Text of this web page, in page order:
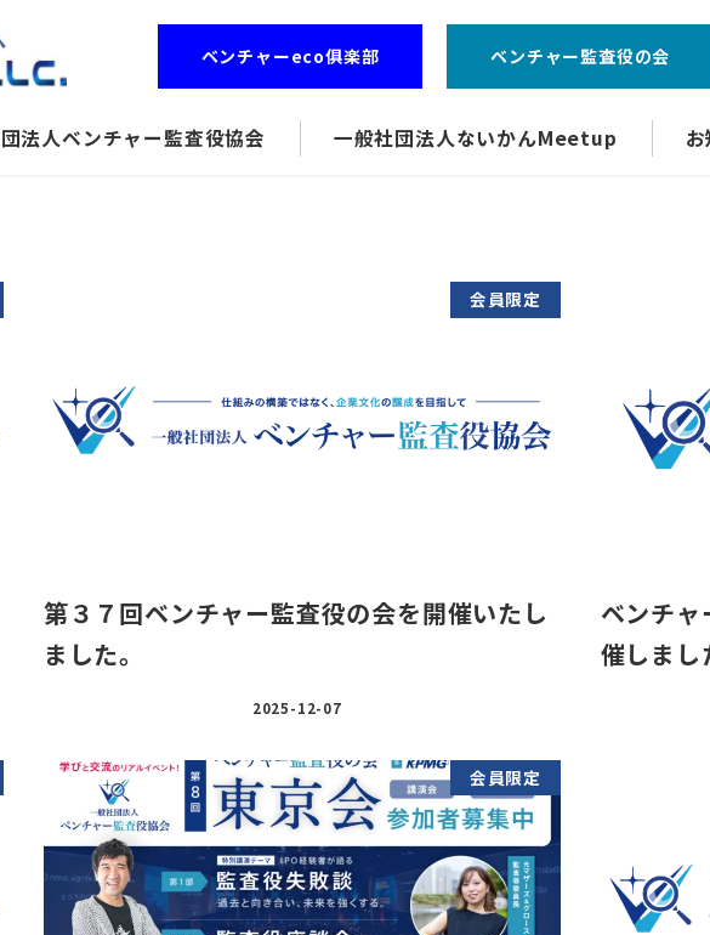
ベンチャーeco俱楽部 ベンチャー監査役の会
法人ベンチャー監査役協会 一般社団法人ないかんMeetup
会員限定
第３７回ベンチャー監査役の会を開催いたし
ました。
2025-12-07
ベンチ
催しまし
会員限定